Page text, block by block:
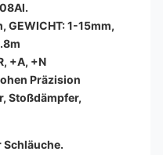
GEWICHT: 1-15mm,
+A, +N
Präzision
Stoßdämpfer,